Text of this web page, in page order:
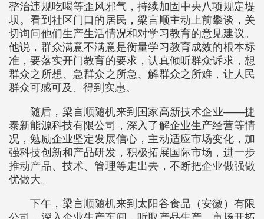
整治违规吃喝等歪风邪气，持续加固中央八项规定堤
坝。看到社区门口的居民，梁言顺主动上前攀谈，关
切询问他们生产生活情况和对学习教育的意见建议。
他说，群众满意不满意是衡量学习教育成效的根本标
准，要落实开门教育的要求，认真倾听群众诉求，想
群众之所想、急群众之所急、解群众之所难，让人民
群众可感可及、得到实惠。
随后，梁言顺随机来到国家高新技术企业——捷
泰新能源科技有限公司，深入了解企业生产经营等情
况，勉励企业坚定发展信心，主动适应市场变化，加
强科技创新和产品研发，积极拓展国际市场，进一步
推动产品、技术、管理等走出去，不断把企业做强做
优做大。
下午，梁言顺随机来到太阳谷食品（安徽）有限